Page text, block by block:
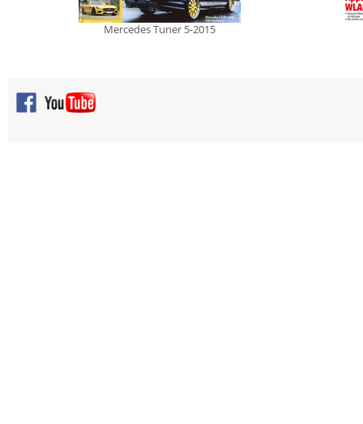
Mercedes Tuner 5-2015